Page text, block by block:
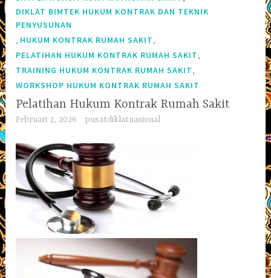
DIKLAT BIMTEK HUKUM KONTRAK DAN TEKNIK
PENYUSUNAN
HUKUM KONTRAK RUMAH SAKIT
PELATIHAN HUKUM KONTRAK RUMAH SAKIT
TRAINING HUKUM KONTRAK RUMAH SAKIT
WORKSHOP HUKUM KONTRAK RUMAH SAKIT
Pelatihan Hukum Kontrak Rumah Sakit
Februari 2, 2026 pusatdiklatnasional